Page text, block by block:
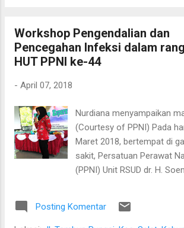
sambutannya, Plt. Direktur
Soemarno Sosroatmodjo
Agus Waluyo, MM
pelayanan di rumah sakit
apotek) sehingga mereka
jauh ke Masjid Agung Al-
menghadap direktur,
melakukan peninjauan ke
Workshop Pengendalian dan
Pencegahan Infeksi dalam
HUT PPNI ke-44
- April 07, 2018
Nurdiana menyampaikan
(Courtesy of PPNI) Pada
Maret 2018, bertempat di
sakit, Persatuan Perawat
(PPNI) Unit RSUD dr. H.
dengan topik Pengendalian
Posting Komentar